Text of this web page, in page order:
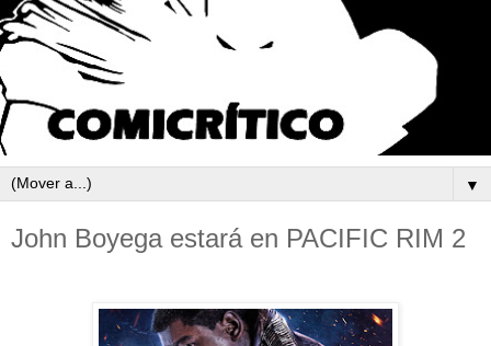
▼
John Boyega estará en PACIFIC RIM 2